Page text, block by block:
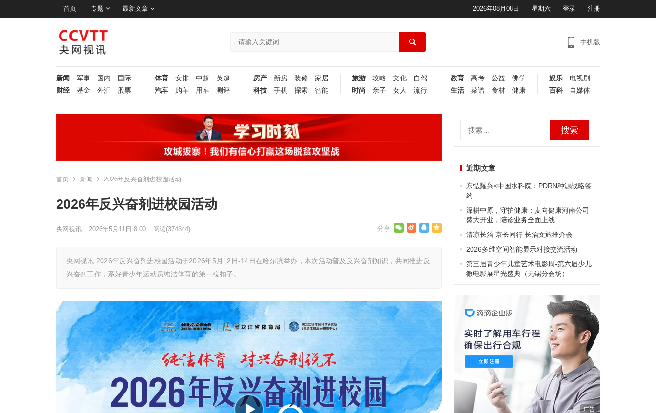
首页 专题 最新文章 2026年08月08日 星期六 登录 注册
手机版
新闻 军事 国内
国际
财经
基金 外汇 股票
体育 女排 中超
英超
汽车
购车 用车 测评
房产 新房 装修
家居
科技
手机 探索 智能
旅游 攻略 文化
自驾
时尚
亲子 女人 流行
教育 高考 公益
佛学
生活
菜谱 食材 健康
娱乐
电视剧
百科
自媒体
首页 新闻 2026年反兴奋剂进校园活动
2026年反兴奋剂进校园活动
央网视讯 2026年5月11日 8:00 阅读(374344)
央网视讯 2026年反兴奋剂进校园活动于2026年5月12日-14日在哈尔滨举办，本次活动普及反兴奋剂知识，共同推进反
兴奋剂工作，系好青少年运动员纯洁体育的第一粒扣子。
近期文章
东弘耀兴×中国水科院：PDRN种源战略签
约
深耕中原，守护健康：麦向健康河南公司
盛大开业，陪诊业务全面上线
清凉长治 京长同行 长治文旅推介会
2026多维空间智能显示对接交流活动
第三届青少年儿童艺术电影周-第六届少儿
微电影展星光盛典（无锡分会场）
广告